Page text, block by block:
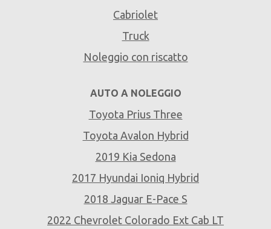
Cabriolet
Truck
Noleggio con riscatto
AUTO A NOLEGGIO
Toyota Prius Three
Toyota Avalon Hybrid
2019 Kia Sedona
2017 Hyundai Ioniq Hybrid
2018 Jaguar E-Pace S
2022 Chevrolet Colorado Ext Cab LT